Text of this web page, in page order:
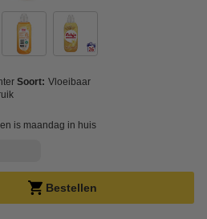
Soort: Vloeibaar
is maandag in huis
Bestellen